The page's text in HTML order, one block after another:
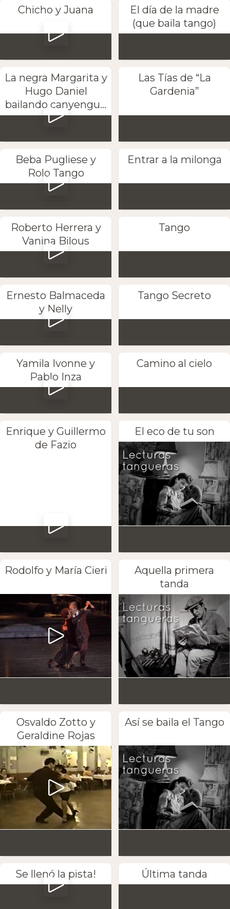
Chicho y Juana
El día de la madre
(que baila tango)
La negra Margarita y
Hugo Daniel
bailando canyengu...
Las Tías de “La
Gardenia”
Beba Pugliese y
Rolo Tango
Entrar a la milonga
Roberto Herrera y
Vanina Bilous
Tango
Ernesto Balmaceda
y Nelly
Tango Secreto
Yamila Ivonne y
Pablo Inza
Camino al cielo
Enrique y Guillermo
de Fazio
El eco de tu son
Rodolfo y María Cieri
Aquella primera
tanda
Osvaldo Zotto y
Geraldine Rojas
Así se baila el Tango
Se llenó la pista! Última tanda